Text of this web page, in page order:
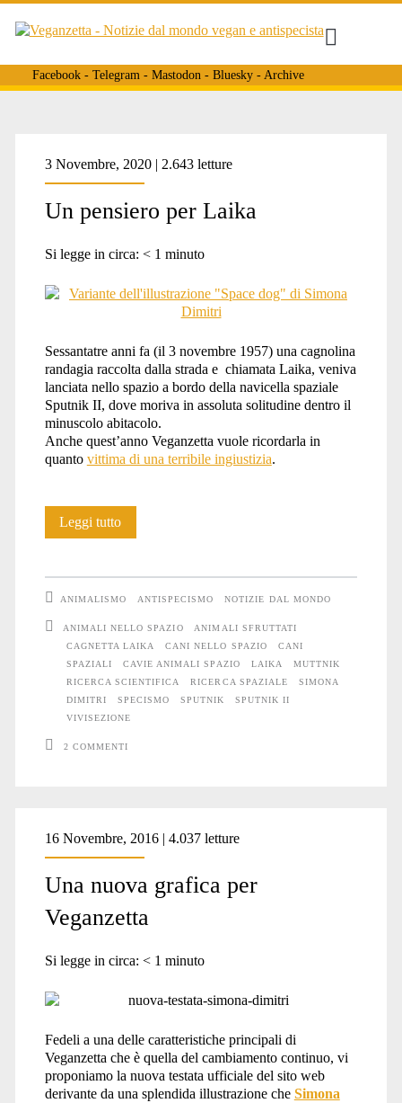
Facebook- Telegram- Mastodon- Bluesky- Archive
Tag:
<span>sputnik
ii</span>
3 Novembre, 2020 | 2.643 letture
Un pensiero per Laika
Si legge in circa: < 1 minuto
Sessantatre anni fa (il 3 novembre 1957) una cagnolina
randagia raccolta dalla strada e chiamata Laika, veniva
lanciata nello spazio a bordo della navicella spaziale
Sputnik II, dove moriva in assoluta solitudine dentro il
minuscolo abitacolo.
Anche quest’anno Veganzetta vuole ricordarla in
quanto vittima di una terribile ingiustizia.
Leggi tuttoUn
ANIMALISMO ANTISPECISMO NOTIZIE DAL MONDO
ANIMALI NELLO SPAZIO
ANIMALI SFRUTTATI
CAGNETTA LAIKA
CANI NELLO SPAZIO
CANI
SPAZIALI
CAVIE ANIMALI SPAZIO LAIKA
MUTTNIK
RICERCA SCIENTIFICA
RICERCA SPAZIALE
SIMONA
DIMITRI
SPECISMO SPUTNIK
SPUTNIK II
VIVISEZIONE
2 COMMENTI
16 Novembre, 2016 | 4.037 letture
Una nuova grafica per
Veganzetta
Si legge in circa: < 1 minuto
Fedeli a una delle caratteristiche principali di
Veganzetta che è quella del cambiamento continuo, vi
proponiamo la nuova testata ufficiale del sito web
derivante da una splendida illustrazione che Simona